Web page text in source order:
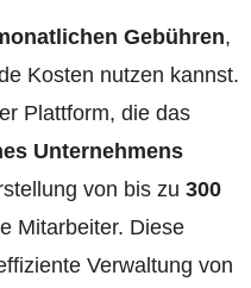
Gebühren,
Kosten nutzen kannst.
Plattform, die das
Unternehmens
von bis zu 300
Mitarbeiter. Diese
Verwaltung von